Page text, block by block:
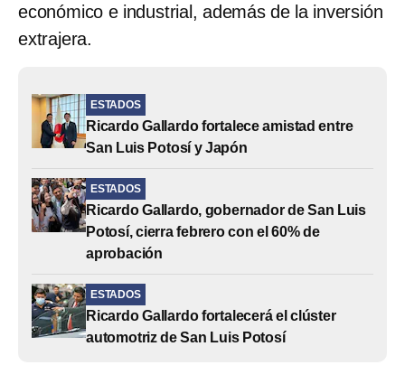
económico e industrial, además de la inversión
extrajera.
ESTADOS
Ricardo Gallardo fortalece amistad entre
San Luis Potosí y Japón
ESTADOS
Ricardo Gallardo, gobernador de San Luis
Potosí, cierra febrero con el 60% de
aprobación
ESTADOS
Ricardo Gallardo fortalecerá el clúster
automotriz de San Luis Potosí